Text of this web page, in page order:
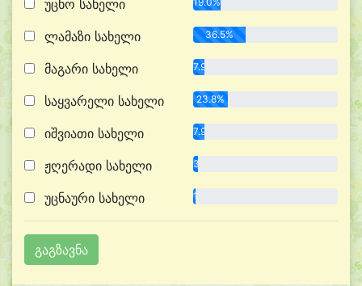
უცხო სახელი
ლამაზი სახელი 36.5%
მაგარი სახელი 7.9%
საყვარელი სახელი 23.8%
იშვიათი სახელი 7.9%
ჟღერადი სახელი 3.2%
უცნაური სახელი 1.6%